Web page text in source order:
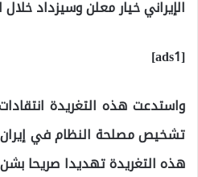
الإيراني خيار معلن وسيزداد خلال
[ads1]
واستدعت هذه التغريدة
تشخيص مصلحة النظام في
هذه التغريدة تهديدا صريحا